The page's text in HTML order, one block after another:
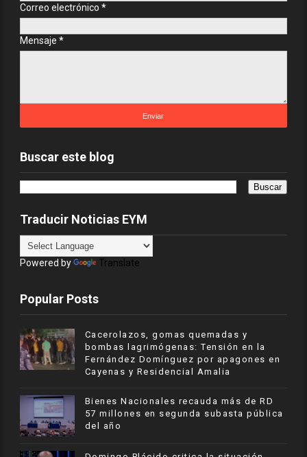
Correo electrónico *
Mensaje *
Buscar este blog
Traducir Noticias EYM
Powered by Translate
Popular Posts
Cacerolazos, gomas quemadas y
bombas lagrimógenas: Tensión en la
Fernández Domínguez por apagones en
Cayenas y Residencial Amalia
Bienes Nacionales recauda más de RD
57 millones en segunda subasta pública
del año